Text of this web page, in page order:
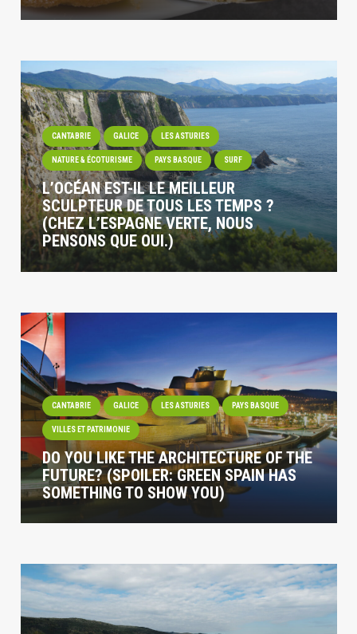
CANTABRIE GALICE LES ASTURIES
NATURE & ÉCOTURISME PAYS BASQUE SURF
L’OCÉAN EST-IL LE MEILLEUR
SCULPTEUR DE TOUS LES TEMPS ?
(CHEZ L’ESPAGNE VERTE, NOUS
PENSONS QUE OUI.)
CANTABRIE GALICE LES ASTURIES PAYS BASQUE
VILLES ET PATRIMONIE
DO YOU LIKE THE ARCHITECTURE OF THE
FUTURE? (SPOILER: GREEN SPAIN HAS
SOMETHING TO SHOW YOU)